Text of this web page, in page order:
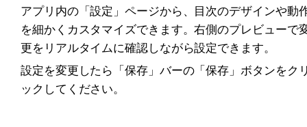
アプリ内の「設定」ページから、目次のデザインや動
を細かくカスタマイズできます。右側のプレビューで
更をリアルタイムに確認しながら設定できます。
設定を変更したら「保存」バーの「保存」ボタンをク
ックしてください。